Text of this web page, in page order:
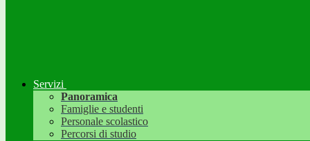
Servizi
Panoramica
Famiglie e studenti
Personale scolastico
Percorsi di studio